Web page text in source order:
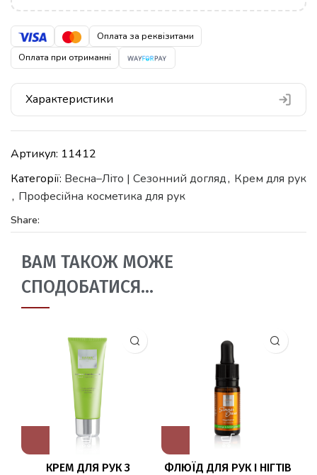
Оплата за реквізитами
Оплата при отриманні
Характеристики
Артикул: 11412
Категорії: Весна–Літо | Сезонний догляд, Крем для рук
, Професійна косметика для рук
Share:
ВАМ ТАКОЖ МОЖЕ
СПОДОБАТИСЯ…
КРЕМ ДЛЯ РУК З
ФЛЮЇД ДЛЯ РУК І НІГТІВ